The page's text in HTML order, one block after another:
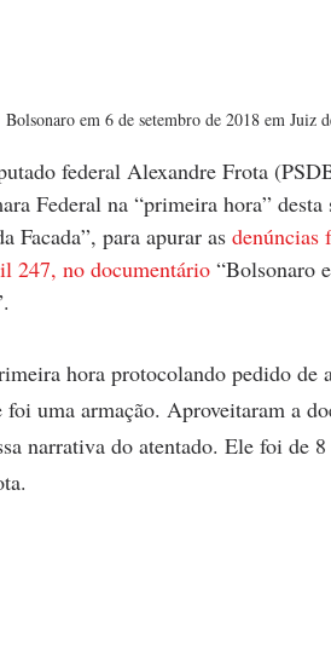
Bolsonaro em 6 de setembro de 2018 em Juiz
federal Alexandre Frota
Federal na “primeira hora”
Facada”, para apurar as denúncias
247, no documentário “Bolsonaro
hora protocolando pedido de
foi uma armação. Aproveitaram a
narrativa do atentado. Ele foi de